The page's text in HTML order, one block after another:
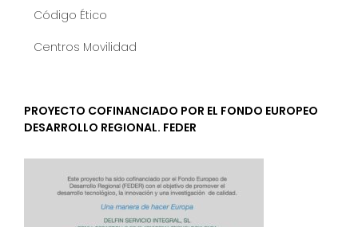
Código Ético
Centros Movilidad
PROYECTO COFINANCIADO POR EL FONDO EUROPEO
DESARROLLO REGIONAL. FEDER